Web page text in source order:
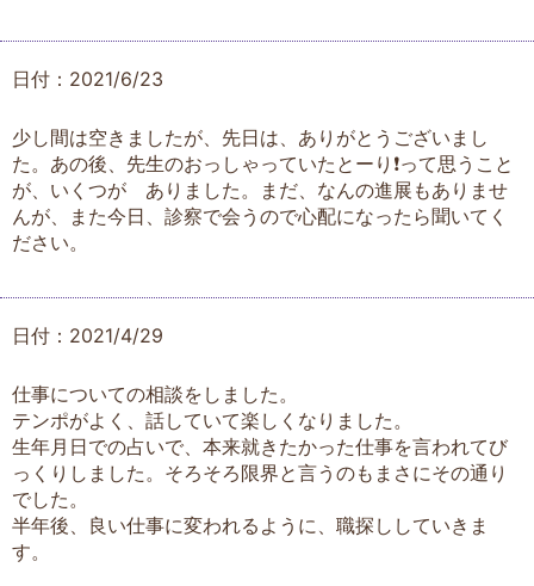
日付：2021/6/23
少し間は空きましたが、先日は、ありがとうございまし
た。あの後、先生のおっしゃっていたとーり❗って思うこと
が、いくつが ありました。まだ、なんの進展もありませ
んが、また今日、診察で会うので心配になったら聞いてく
ださい。
日付：2021/4/29
仕事についての相談をしました。
テンポがよく、話していて楽しくなりました。
生年月日での占いで、本来就きたかった仕事を言われてび
っくりしました。そろそろ限界と言うのもまさにその通り
でした。
半年後、良い仕事に変われるように、職探ししていきま
す。